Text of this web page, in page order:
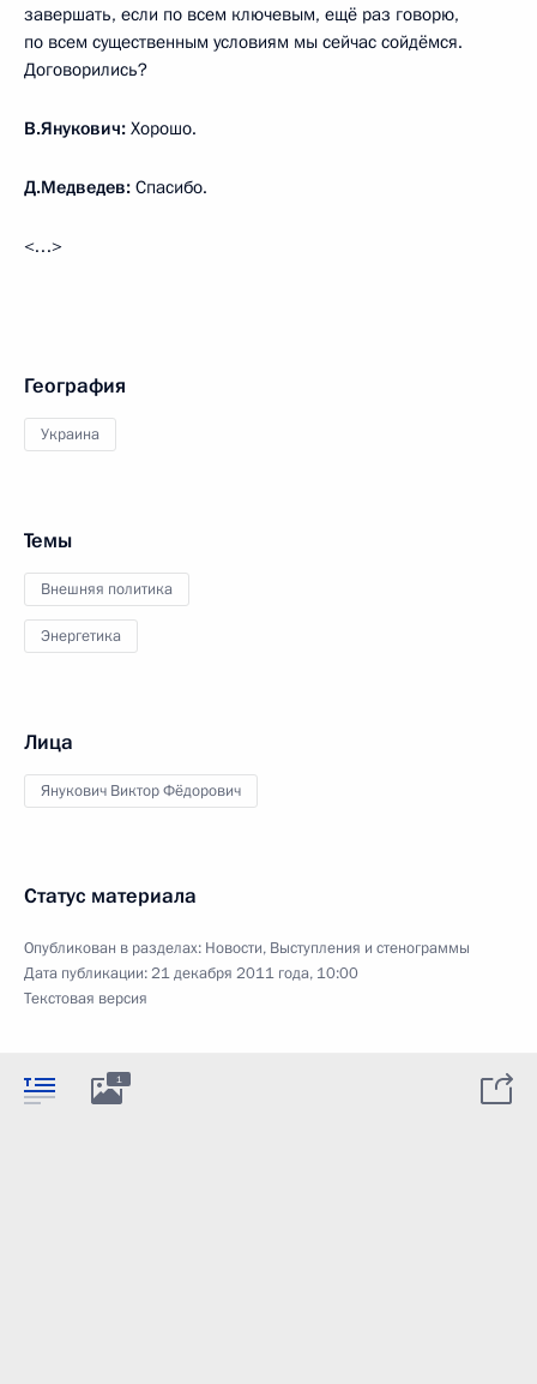
завершать, если по всем ключевым, ещё раз говорю,
по всем существенным условиям мы сейчас сойдёмся.
Договорились?
В.Янукович: Хорошо.
Д.Медведев: Спасибо.
<…>
География
Украина
Темы
Внешняя политика
Энергетика
Лица
Янукович Виктор Фёдорович
Статус материала
Опубликован в разделах: Новости, Выступления и стенограммы
Дата публикации:21 декабря 2011 года, 10:00
Текстовая версия
1